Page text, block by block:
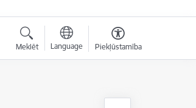
Meklēt Language Piekļūstamība